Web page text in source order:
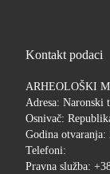
Kontakt podaci
ARHEOLOŠKI
Adresa: Naronski
Osnivač:
Godina otvaranja:
Telefoni:
Pravna služba: